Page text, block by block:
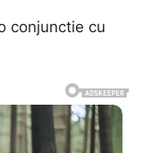
conjunctie cu